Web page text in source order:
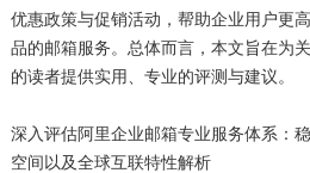
优惠政策与促销活动，帮助企业用户更
品的邮箱服务。总体而言，本文旨在为
的读者提供实用、专业的评测与建议。
深入评估阿里企业邮箱专业服务体系：
空间以及全球互联特性解析